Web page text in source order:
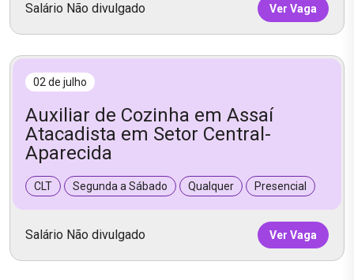
Salário Não divulgado Ver Vaga
02 de julho
Auxiliar de Cozinha em Assaí
Atacadista em Setor Central-
Aparecida
CLT Segunda a Sábado Qualquer Presencial
Salário Não divulgado Ver Vaga